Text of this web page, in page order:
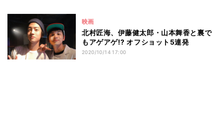
映画
北村匠海、伊藤健太郎・山本舞香と裏で
もアゲアゲ!? オフショット5連発
2020/10/14 17:00